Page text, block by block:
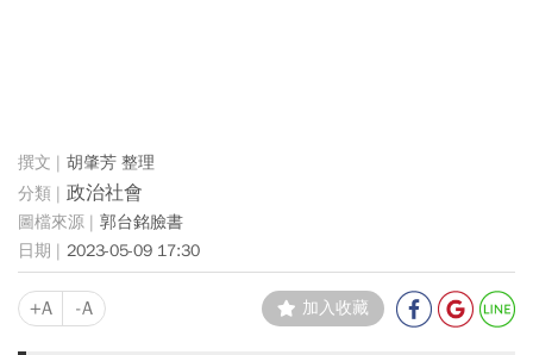
胡肇芳 整理
政治社會
郭台銘臉書
2023-05-09 17:30
+A -A 加入收藏